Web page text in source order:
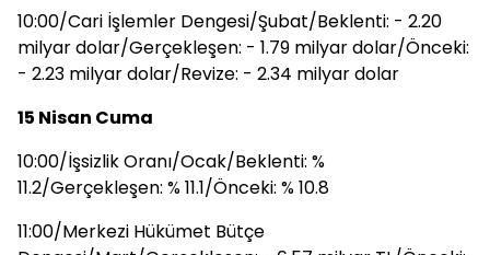
10:00/Cari İşlemler Dengesi/Şubat/Beklenti: - 2.20
milyar dolar/Gerçekleşen: - 1.79 milyar dolar/Önceki:
- 2.23 milyar dolar/Revize: - 2.34 milyar dolar
15 Nisan Cuma
10:00/İşsizlik Oranı/Ocak/Beklenti: %
11.2/Gerçekleşen: % 11.1/Önceki: % 10.8
11:00/Merkezi Hükümet Bütçe